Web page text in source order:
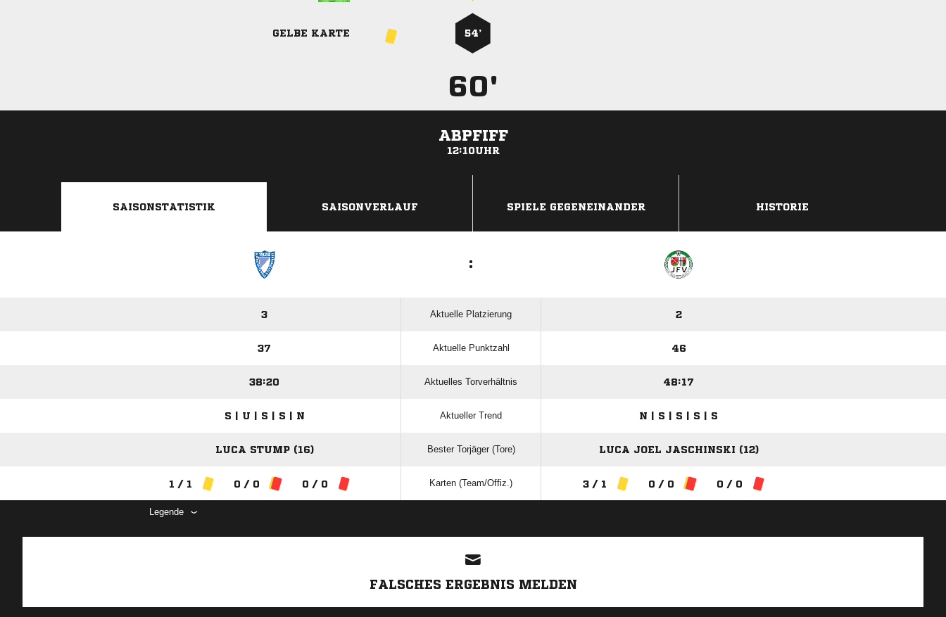
GELBE KARTE 54’
60'
ABPFIFF
12:10UHR
SAISONSTATISTIK SAISONVERLAUF SPIELE GEGENEINANDER HISTORIE
:
3 Aktuelle Platzierung 2
37 Aktuelle Punktzahl 46
38:20 Aktuelles Torverhältnis 48:17
S | U | S | S | N Aktueller Trend N | S | S | S | S
LUCA STUMP (16) Bester Torjäger (Tore) LUCA JOEL JASCHINSKI (12)
1 / 1 0 / 0 0 / 0 Karten (Team/Offiz.) 3 / 1 0 / 0 0 / 0
Legende
FALSCHES ERGEBNIS MELDEN